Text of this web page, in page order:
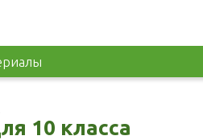
10 класса